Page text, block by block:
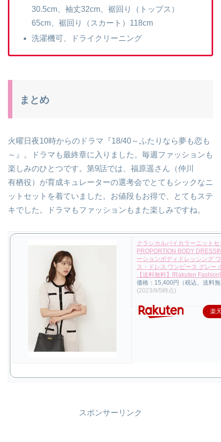
30.5cm、袖丈32cm、裾回り（トップス）
65cm、裾回り（スカート）118cm
洗濯機可、ドライクリーニング
まとめ
火曜日夜10時からのドラマ『18/40～ふたりなら夢も恋も
～』。ドラマも最終章に入りました。毎週ファッションも
楽しみのひとつです。第9話では、福原遥さん（仲川
有栖役）が育成キュレーターの選考会でとてもシックなニ
ットセットを着ていました。お値段もお得で、とてもステ
キでした。ドラマもファッションもまた楽しみですね。
クラシカルバイカラーニットセ
PROPORTION BODY
ーションボディドレッシング
ス・ドレス ワンピース グレー
【送料無料】[Rakuten Fashion]
価格：15,400円（税込、送料
(2023/9/5時点)
楽
スポンサーリンク